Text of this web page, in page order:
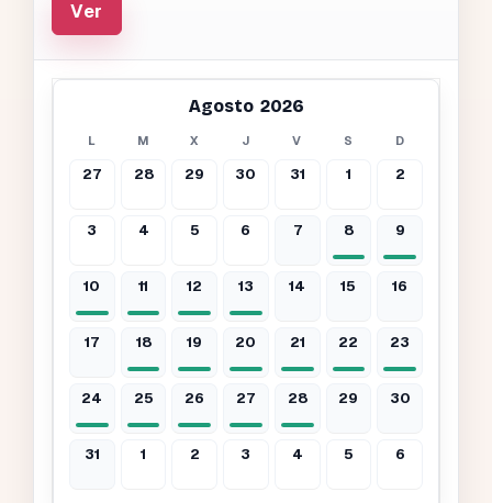
Ver
Agosto 2026
L M X J V S D
27 28 29 30 31 1 2
3 4 5 6 7 8 9
10 11 12 13 14 15 16
17 18 19 20 21 22 23
24 25 26 27 28 29 30
31 1 2 3 4 5 6